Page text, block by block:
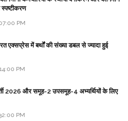
PM
एक्सप्रेस में बर्थों की संख्या डबल से ज्यादा हुई
PM
2026 और समूह-2 उपसमूह-4 अभ्यर्थियों के लिए
PM